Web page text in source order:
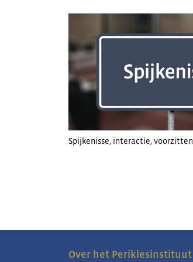
Spijkenisse, interactie,voorzitten
Over het Periklesinstituut